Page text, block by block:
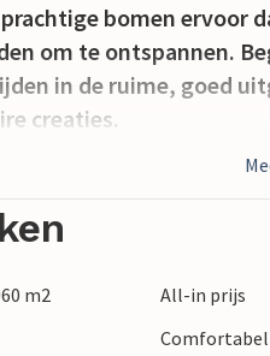
bomen ervoor
om te ontspannen.
in de ruime, goed
creaties.
en breng actieve
m2 All-in prijs